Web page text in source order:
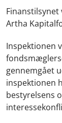
Artha
Inspektionen
gennemgået
inspektionen
bestyrelsens